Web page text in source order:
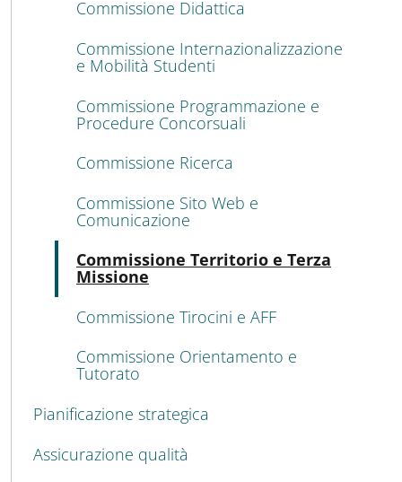
Commissione Didattica
Commissione Internazionalizzazione
e Mobilità Studenti
Commissione Programmazione e
Procedure Concorsuali
Commissione Ricerca
Commissione Sito Web e
Comunicazione
Commissione Territorio e Terza
Missione
Commissione Tirocini e AFF
Commissione Orientamento e
Tutorato
Pianificazione strategica
Assicurazione qualità